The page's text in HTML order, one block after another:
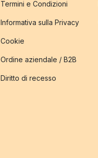
Termini e Condizioni
Informativa sulla Privacy
Cookie
Ordine aziendale / B2B
Diritto di recesso